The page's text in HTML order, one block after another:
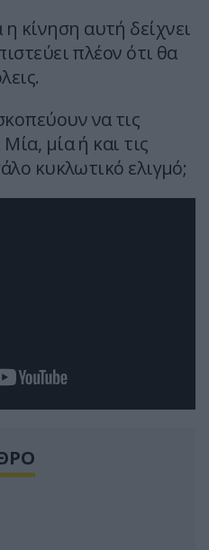
κίνηση αυτή δείχνει
πλέον ότι θα
να τις
μία ή και τις
κυκλωτικό ελιγμό;